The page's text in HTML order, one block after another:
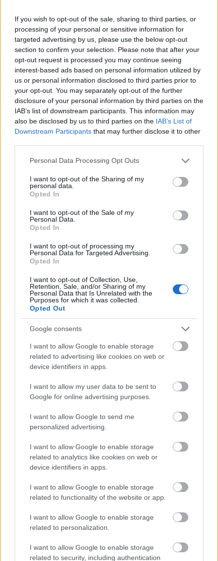
If you wish to opt-out of the sale, sharing to third parties, or
processing of your personal or sensitive information for
targeted advertising by us, please use the below opt-out
section to confirm your selection. Please note that after your
opt-out request is processed you may continue seeing
interest-based ads based on personal information utilized by
us or personal information disclosed to third parties prior to
your opt-out. You may separately opt-out of the further
disclosure of your personal information by third parties on the
IAB’s list of downstream participants. This information may
also be disclosed by us to third parties on the IAB’s List of
Downstream Participants that may further disclose it to other
Please note that this website/app uses one or more Google
not limited to your visit or usage behaviour. You may click to
grant or deny consent to Google and its third-party tags to
use your data for below specified purposes in below Google
consent section.
Personal Data Processing Opt Outs
I want to opt-out of the Sharing of my
personal data.
Opted In
I want to opt-out of the Sale of my
Personal Data.
Opted In
I want to opt-out of processing my
Personal Data for Targeted Advertising.
Opted In
I want to opt-out of Collection, Use,
Retention, Sale, and/or Sharing of my
Personal Data that Is Unrelated with the
Purposes for which it was collected.
Opted Out
Google consents
I want to allow Google to enable storage
related to advertising like cookies on web or
device identifiers in apps.
I want to allow my user data to be sent to
Google for online advertising purposes.
I want to allow Google to send me
personalized advertising.
I want to allow Google to enable storage
related to analytics like cookies on web or
device identifiers in apps.
I want to allow Google to enable storage
related to functionality of the website or app.
I want to allow Google to enable storage
related to personalization.
I want to allow Google to enable storage
related to security, including authentication
A tihanyi kikötő 1968 telén, Tóth Lajos fényképén
Forrás )
A füredi öböl 1968-ban, Tóth Lajos fényképén (forrás
További régi téli képek böngészhetőek az Eötvös
Károly Megyei Könyvtár frissen megnyílt Topotéka
oldalán.